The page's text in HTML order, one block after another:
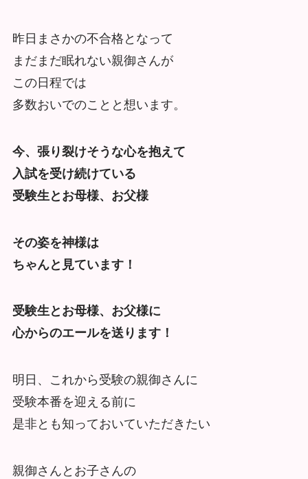
昨日まさかの不合格となって
まだまだ眠れない親御さんが
この日程では
多数おいでのことと想います。
今、張り裂けそうな心を抱えて
入試を受け続けている
受験生とお母様、お父様
その姿を神様は
ちゃんと見ています！
受験生とお母様、お父様に
心からのエールを送ります！
明日、これから受験の親御さんに
受験本番を迎える前に
是非とも知っておいていただきたい
親御さんとお子さんの